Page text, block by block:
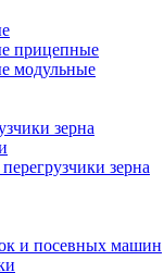
прицепные
модульные
зерна
зерна
и посевных машин